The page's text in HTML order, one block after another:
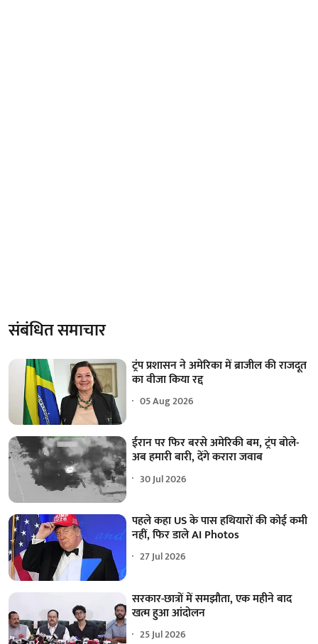
संबंधित समाचार
ट्रंप प्रशासन ने अमेरिका में ब्राजील की राजदूत
का वीजा किया रद्द
05 Aug 2026
ईरान पर फिर बरसे अमेरिकी बम, ट्रंप बोले-
अब हमारी बारी, देंगे करारा जवाब
30 Jul 2026
पहले कहा US के पास हथियारों की कोई कमी
नहीं, फिर डाले AI Photos
27 Jul 2026
सरकार-छात्रों में समझौता, एक महीने बाद
खत्म हुआ आंदोलन
25 Jul 2026